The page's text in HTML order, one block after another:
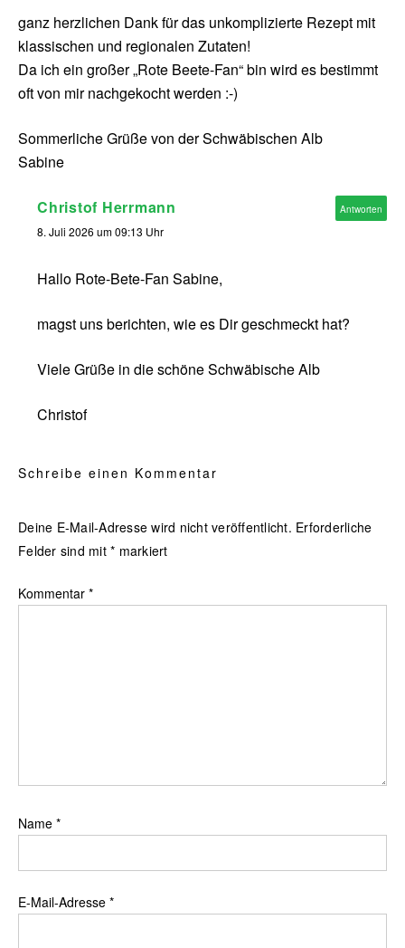
ganz herzlichen Dank für das unkomplizierte Rezept mit
klassischen und regionalen Zutaten!
Da ich ein großer „Rote Beete-Fan“ bin wird es bestimmt
oft von mir nachgekocht werden :-)
Sommerliche Grüße von der Schwäbischen Alb
Sabine
Christof Herrmann
8. Juli 2026 um 09:13 Uhr
Hallo Rote-Bete-Fan Sabine,
magst uns berichten, wie es Dir geschmeckt hat?
Viele Grüße in die schöne Schwäbische Alb
Christof
Antworten
Schreibe einen Kommentar
Deine E-Mail-Adresse wird nicht veröffentlicht. Erforderliche
Felder sind mit * markiert
Kommentar *
Name *
E-Mail-Adresse *